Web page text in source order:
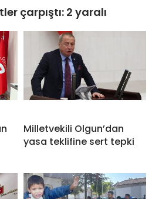
çarpıştı: 2 yaralı
Milletvekili Olgun’dan
yasa teklifine sert tepki